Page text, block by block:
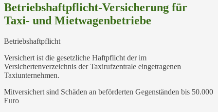
Betriebshaftpflicht-Versicherung für
Taxi- und Mietwagenbetriebe
Betriebshaftpflicht
Versichert ist die gesetzliche Haftpflicht der im
Versichertenverzeichnis der Taxirufzentrale eingetragenen
Taxiunternehmen.
Mitversichert sind Schäden an beförderten Gegenständen bis 50.000
Euro